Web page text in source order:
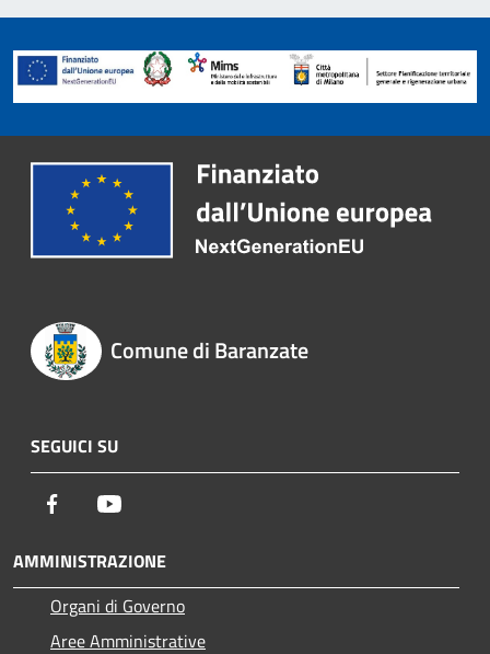
Comune di Baranzate
SEGUICI SU
Facebook
AMMINISTRAZIONE
Organi di Governo
Aree Amministrative